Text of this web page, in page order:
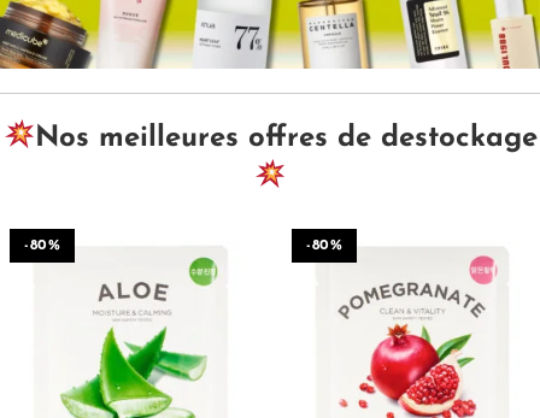
Nos meilleures offres de destockage
-80% -80%